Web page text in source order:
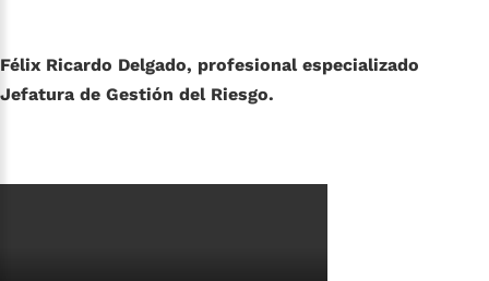
Félix Ricardo Delgado, profesional especializado
Jefatura de Gestión del Riesgo.